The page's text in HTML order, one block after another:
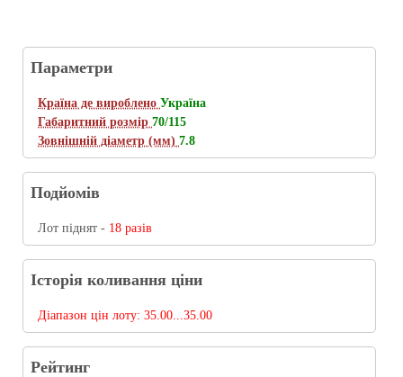
Параметри
Країна де вироблено Україна
Габаритний розмір 70/115
Зовнішній діаметр (мм) 7.8
Подйомів
Лот піднят - 18 разів
Історія коливання ціни
Діапазон цін лоту: 35.00...35.00
Рейтинг